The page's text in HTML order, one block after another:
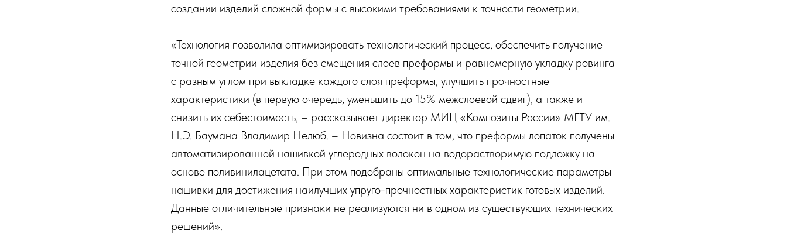
создании изделий сложной формы с высокими требованиями к точности геометрии.
«Технология позволила оптимизировать технологический процесс, обеспечить получение
точной геометрии изделия без смещения слоев преформы и равномерную укладку ровинга
с разным углом при выкладке каждого слоя преформы, улучшить прочностные
характеристики (в первую очередь, уменьшить до 15% межслоевой сдвиг), а также и
снизить их себестоимость, – рассказывает директор МИЦ «Композиты России» МГТУ им.
Н.Э. Баумана Владимир Нелюб. – Новизна состоит в том, что преформы лопаток получены
автоматизированной нашивкой углеродных волокон на водорастворимую подложку на
основе поливинилацетата. При этом подобраны оптимальные технологические параметры
нашивки для достижения наилучших упруго-прочностных характеристик готовых изделий.
Данные отличительные признаки не реализуются ни в одном из существующих технических
решений».